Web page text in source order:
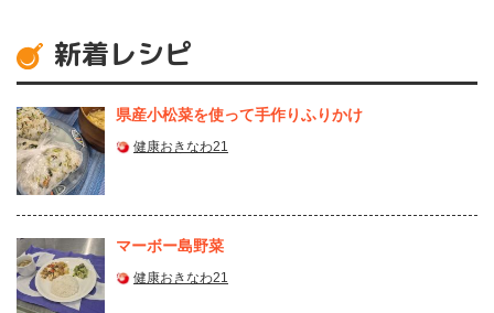
新着レシピ
県産⼩松菜を使って⼿作りふりかけ
健康おきなわ21
マーボー島野菜
健康おきなわ21